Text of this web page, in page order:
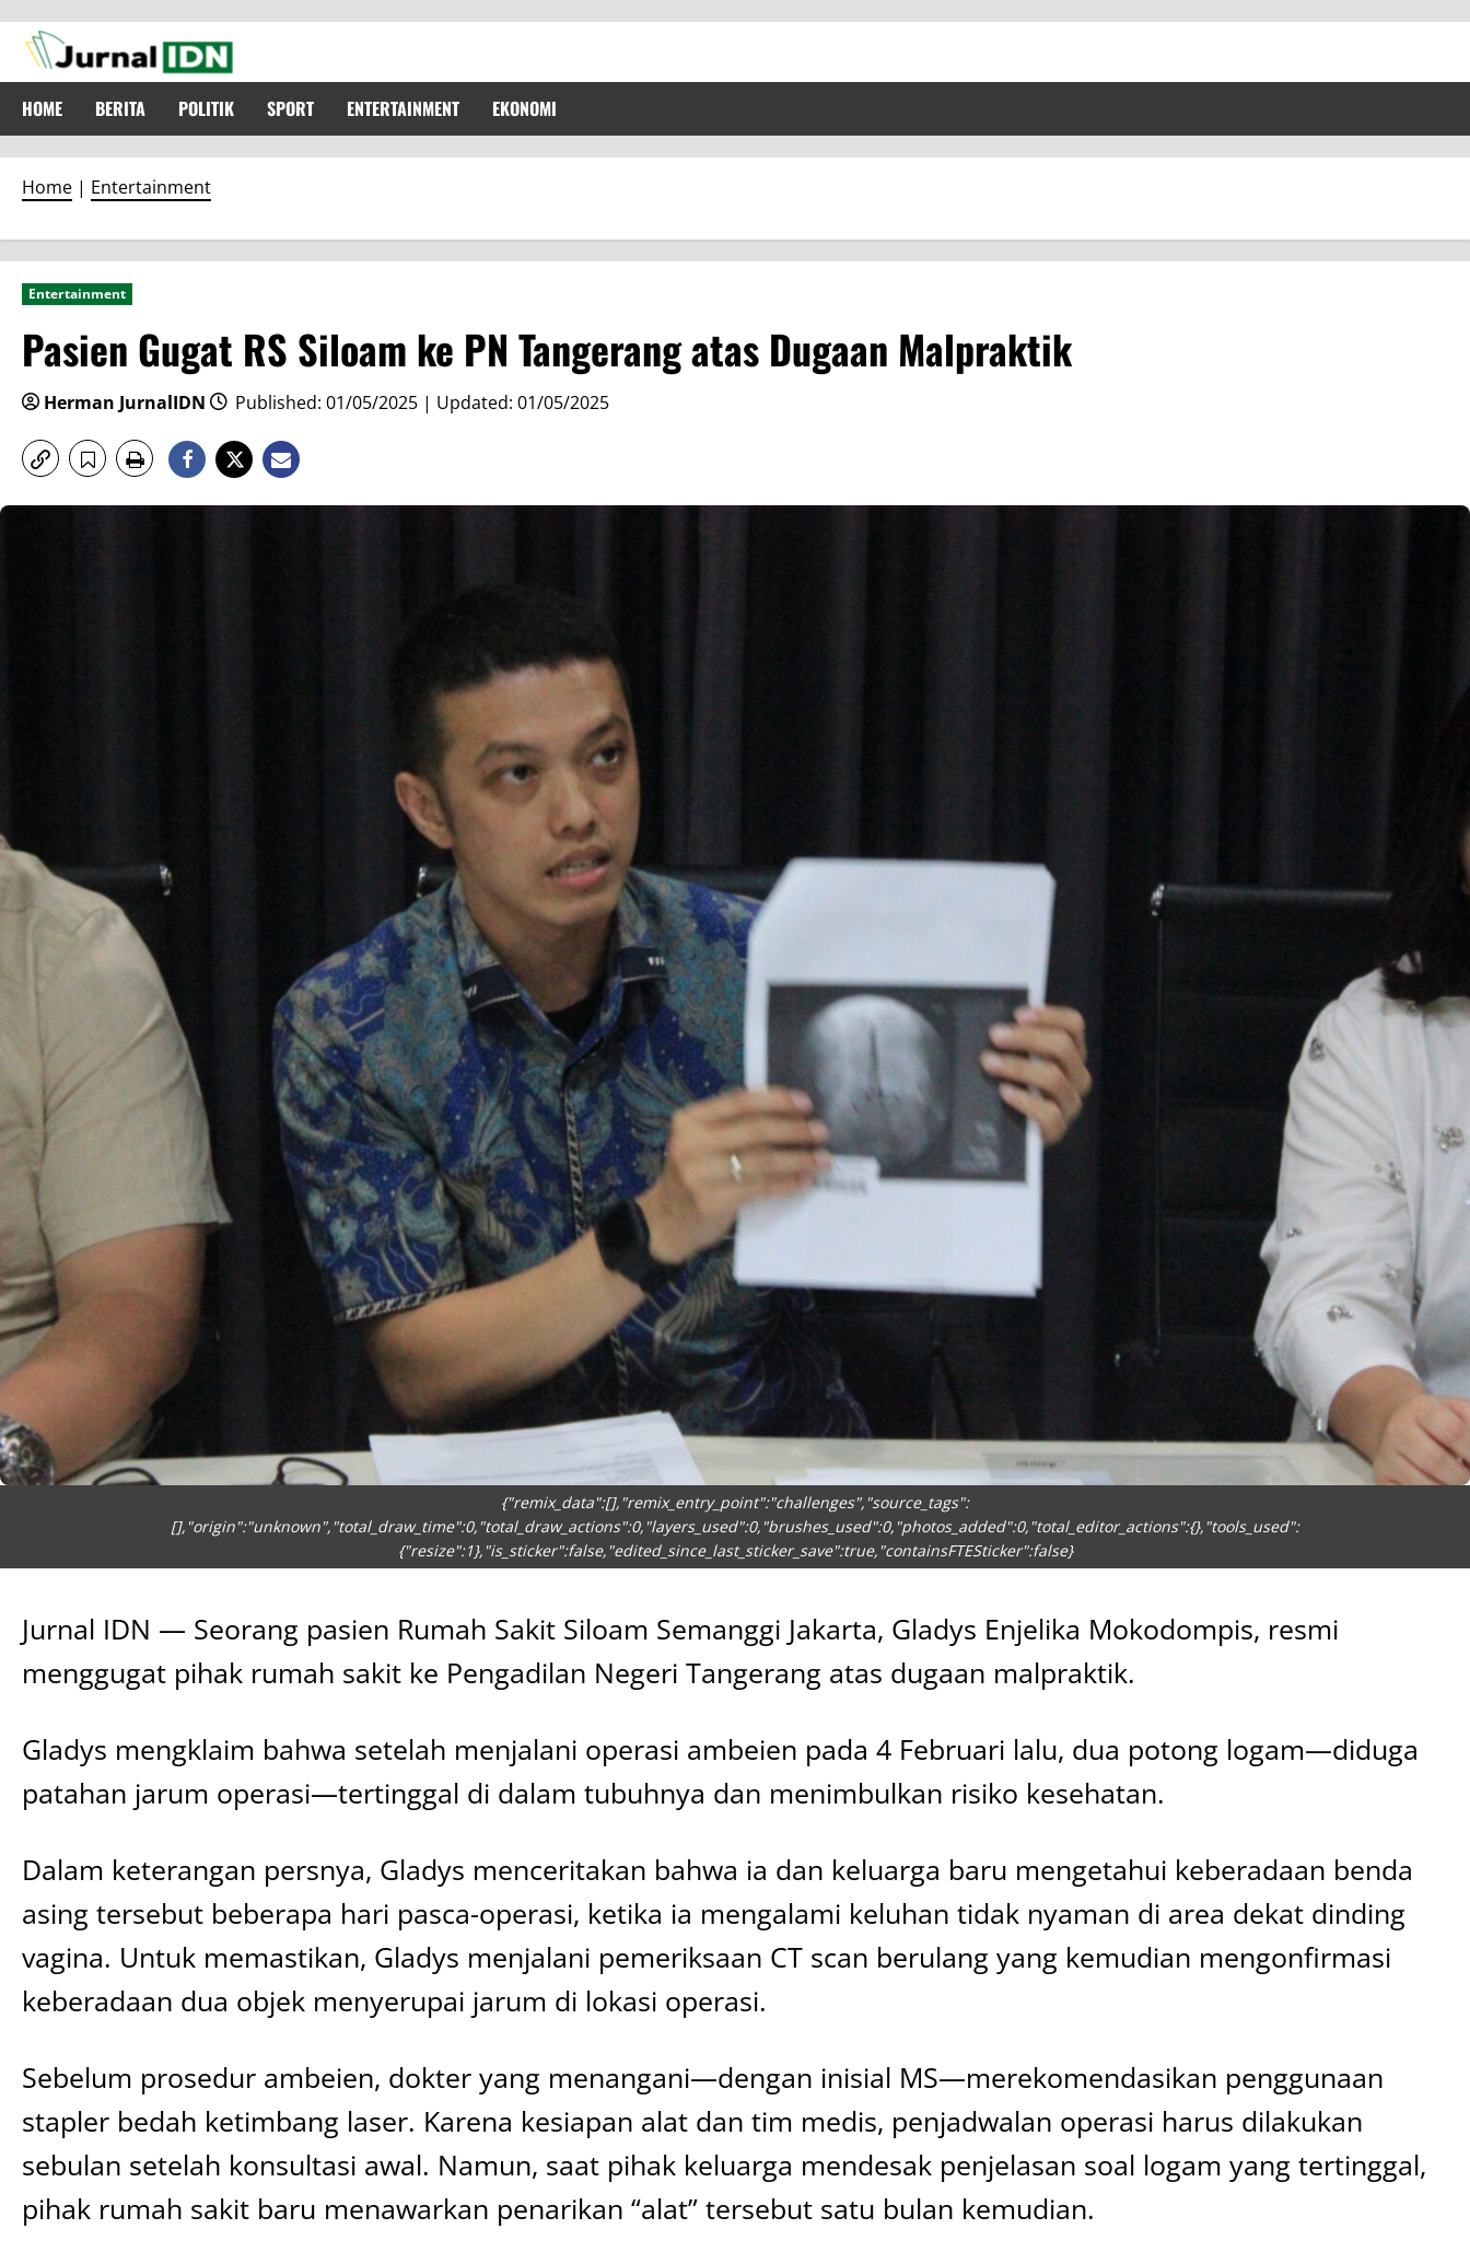
Skip
content
HOME BERITA POLITIK SPORT ENTERTAINMENT EKONOMI
Home | Entertainment
Entertainment
Pasien Gugat RS Siloam ke PN Tangerang atas Dugaan Malpraktik
Herman JurnalIDN Published: 01/05/2025 | Updated: 01/05/2025
{"remix_data":[],"remix_entry_point":"challenges","source_tags":
[],"origin":"unknown","total_draw_time":0,"total_draw_actions":0,"layers_used":0,"brushes_used":0,"photos_added":0,"total_editor_actions":{},"tools_used":
{"resize":1},"is_sticker":false,"edited_since_last_sticker_save":true,"containsFTESticker":false}
Jurnal IDN — Seorang pasien Rumah Sakit Siloam Semanggi Jakarta, Gladys Enjelika Mokodompis, resmi
menggugat pihak rumah sakit ke Pengadilan Negeri Tangerang atas dugaan malpraktik.
Gladys mengklaim bahwa setelah menjalani operasi ambeien pada 4 Februari lalu, dua potong logam—diduga
patahan jarum operasi—tertinggal di dalam tubuhnya dan menimbulkan risiko kesehatan.
Dalam keterangan persnya, Gladys menceritakan bahwa ia dan keluarga baru mengetahui keberadaan benda
asing tersebut beberapa hari pasca-operasi, ketika ia mengalami keluhan tidak nyaman di area dekat dinding
vagina. Untuk memastikan, Gladys menjalani pemeriksaan CT scan berulang yang kemudian mengonfirmasi
keberadaan dua objek menyerupai jarum di lokasi operasi.
Sebelum prosedur ambeien, dokter yang menangani—dengan inisial MS—merekomendasikan penggunaan
stapler bedah ketimbang laser. Karena kesiapan alat dan tim medis, penjadwalan operasi harus dilakukan
sebulan setelah konsultasi awal. Namun, saat pihak keluarga mendesak penjelasan soal logam yang tertinggal,
pihak rumah sakit baru menawarkan penarikan “alat” tersebut satu bulan kemudian.